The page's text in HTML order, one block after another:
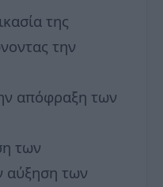
της
την
απόφραξη των
των
αύξηση των